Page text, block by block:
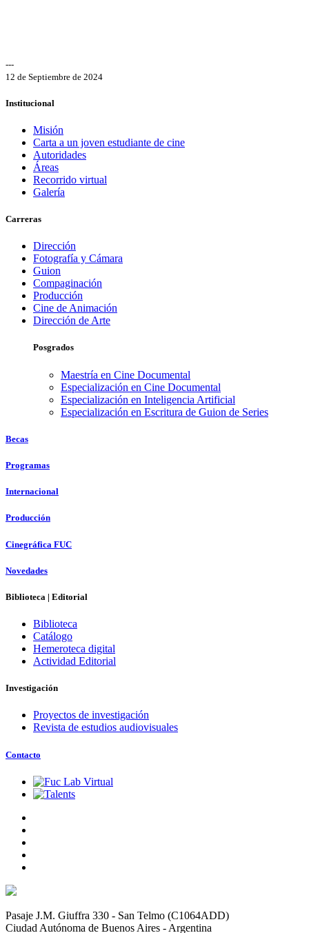
---
12 de Septiembre de 2024
Institucional
Misión
Carta a un joven estudiante de cine
Autoridades
Áreas
Recorrido virtual
Galería
Carreras
Dirección
Fotografía y Cámara
Guion
Compaginación
Producción
Cine de Animación
Dirección de Arte
Posgrados
Maestría en Cine Documental
Especialización en Cine Documental
Especialización en Inteligencia Artificial
Especialización en Escritura de Guion de Series
Becas
Programas
Internacional
Producción
Cinegráfica FUC
Novedades
Biblioteca | Editorial
Biblioteca
Catálogo
Hemeroteca digital
Actividad Editorial
Investigación
Proyectos de investigación
Revista de estudios audiovisuales
Contacto
Pasaje J.M. Giuffra 330 - San Telmo (C1064ADD)
Ciudad Autónoma de Buenos Aires - Argentina